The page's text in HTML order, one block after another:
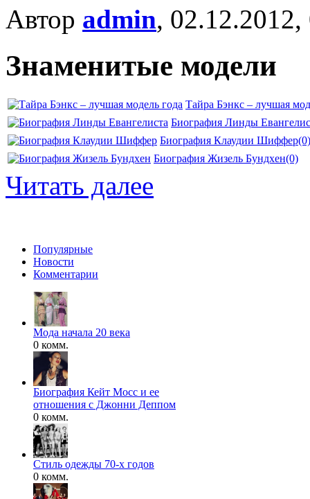
Автор admin,
Знаменитые модели
Тайра Бэнкс – лучшая
Биография Линды
Биография Клаудии Шиффер(0)
Биография Жизель Бундхен(0)
Читать далее
Популярные
Новости
Комментарии
Мода начала 20 века
0 комм.
Биография Кейт Мосс и ее
отношения с Джонни Деппом
0 комм.
Стиль одежды 70-х годов
0 комм.